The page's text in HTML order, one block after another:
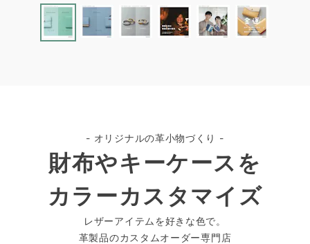
- オリジナルの革小物づくり -
財布やキーケースを
カラーカスタマイズ
レザーアイテムを好きな色で。
革製品のカスタムオーダー専門店